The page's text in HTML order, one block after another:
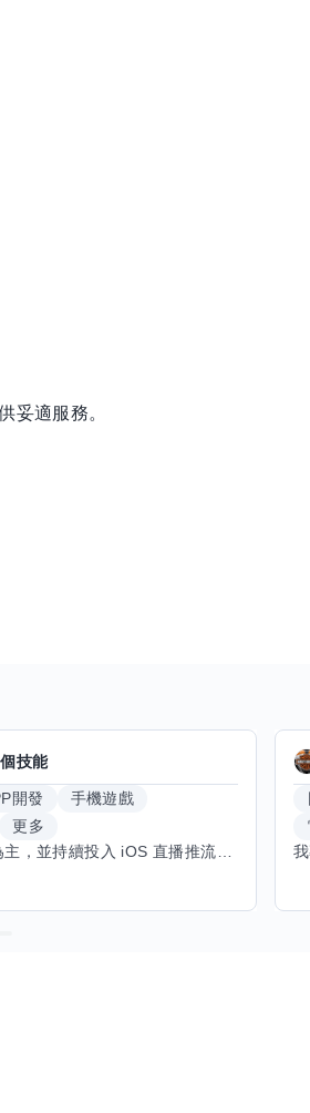
妥適服務。
個技能
開發
手機遊戲
更多
目前以遊戲直播為主，並持續投入 iOS 直播推流應用開發。對直播技術、影音串流、AI 應用、內容創作與產品設計有濃厚興趣，平時透過實作累積開發經驗，也持續學習 Godot 遊戲開發、影音剪輯、音樂創作與編曲等相關技術。 希望透過技能交換認識不同背景的夥伴，一起交流開發經驗、Side Project、AI 工作流程、內容創作與職涯發展。如果你也對程式開發、直播技術、設計、美術、Cosplay、造型、化妝、攝影、影音製作、音樂創作等領域有興趣，都很歡迎交流，彼此分享經驗、互相學習，一起成長。